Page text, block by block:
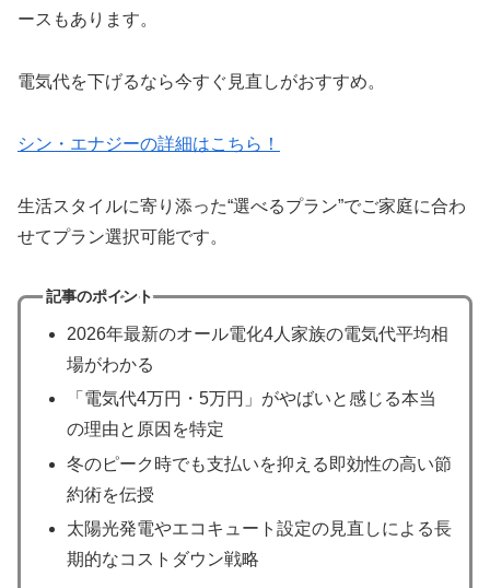
ースもあります。
電気代を下げるなら今すぐ見直しがおすすめ。
シン・エナジーの詳細はこちら！
生活スタイルに寄り添った“選べるプラン”でご家庭に合わ
せてプラン選択可能です。
記事のポイント
2026年最新のオール電化4人家族の電気代平均相
場がわかる
「電気代4万円・5万円」がやばいと感じる本当
の理由と原因を特定
冬のピーク時でも支払いを抑える即効性の高い節
約術を伝授
太陽光発電やエコキュート設定の見直しによる長
期的なコストダウン戦略